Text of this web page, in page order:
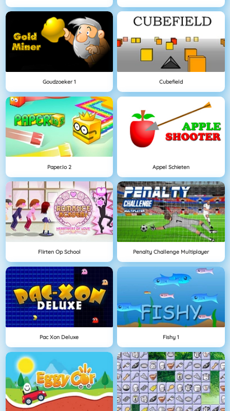
Goudzoeker 1 Cubefield
Paper.io 2 Appel Schieten
Flirten Op School Penalty Challenge Multiplayer
Pac Xon Deluxe Fishy 1